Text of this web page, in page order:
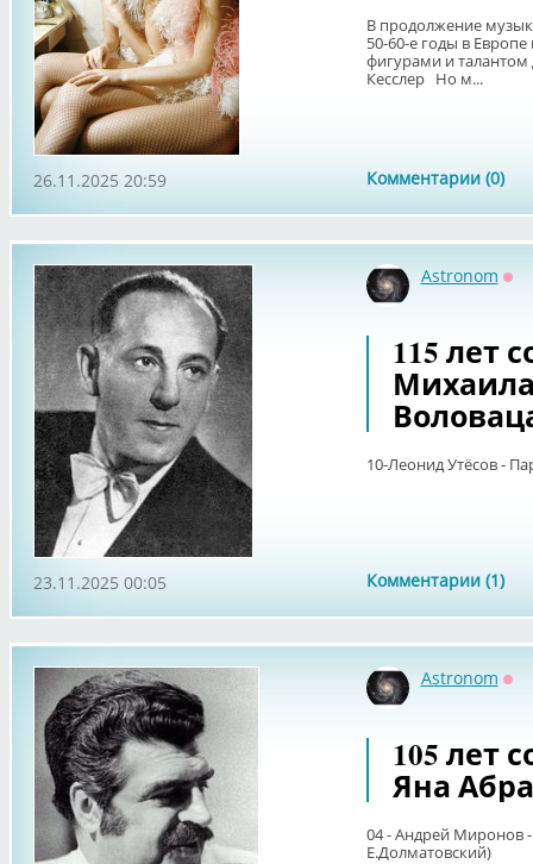
В продолжение
50-60-е годы в Европе
фигурами и талантом
Кесслер Но м...
Комментарии (0)
26.11.2025 20:59
Astronom
115 лет
10-Леонид Утёсов -
Комментарии (1)
23.11.2025 00:05
Astronom
105 лет
Яна
04 - Андрей Миронов
Е.Долматовский)